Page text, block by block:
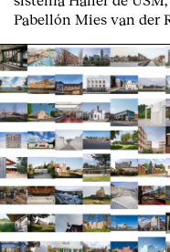
English
Pabellón Mies van der